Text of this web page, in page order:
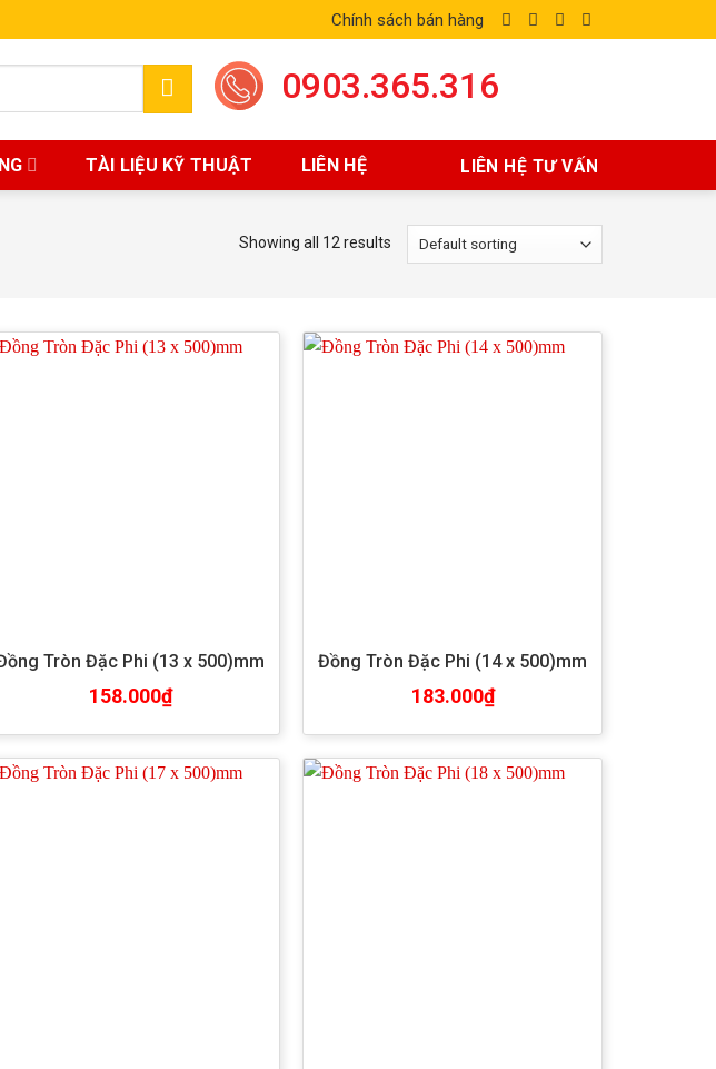
Chính sách bán hàng
0903.365.316
TÀI LIỆU KỸ THUẬT LIÊN HỆ LIÊN HỆ TƯ VẤN
Showing all 12 results
Tròn Đặc Phi (13 x 500)mm
158.000₫
Đồng Tròn Đặc Phi (14 x 500)mm
183.000₫